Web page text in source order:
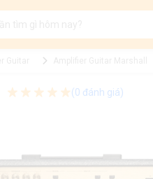
(0 đánh giá)